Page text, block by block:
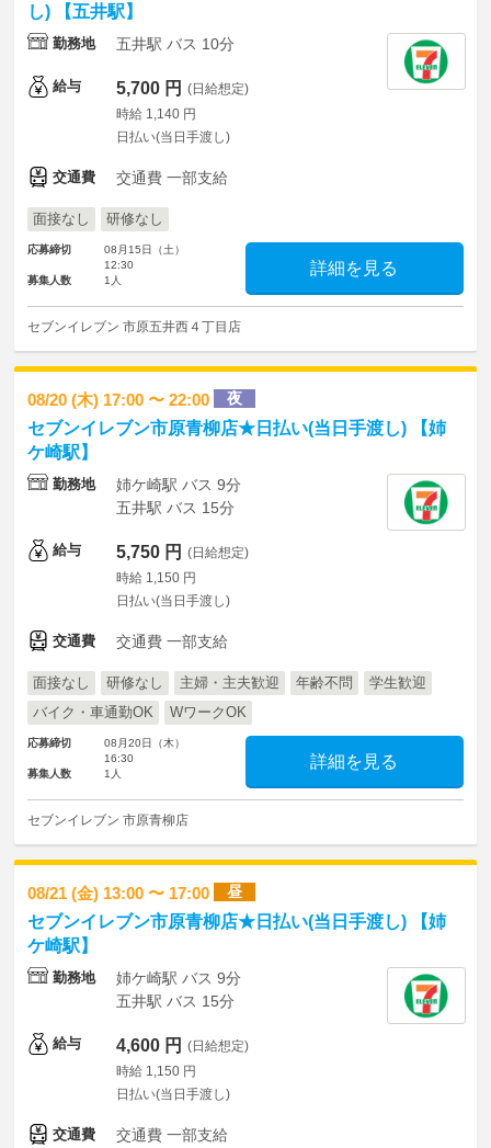
し) 【五井駅】
勤務地 五井駅 バス 10分
給与 5,700 円 (日給想定)
時給 1,140 円
日払い(当日手渡し)
交通費 交通費 一部支給
面接なし 研修なし
応募締切
08月15日（土）
12:30
募集人数
1人
詳細を見る
セブンイレブン 市原五井西４丁目店
08/20 (木) 17:00 〜 22:00 夜
セブンイレブン市原青柳店★日払い(当日手渡し) 【姉
ケ崎駅】
勤務地
姉ケ崎駅 バス 9分
五井駅 バス 15分
給与 5,750 円 (日給想定)
時給 1,150 円
日払い(当日手渡し)
交通費 交通費 一部支給
面接なし 研修なし 主婦・主夫歓迎 年齢不問
学生歓迎
バイク・車通勤OK
WワークOK
応募締切
08月20日（木）
16:30
募集人数
1人
詳細を見る
セブンイレブン 市原青柳店
08/21 (金) 13:00 〜 17:00 昼
セブンイレブン市原青柳店★日払い(当日手渡し) 【姉
ケ崎駅】
勤務地
姉ケ崎駅 バス 9分
五井駅 バス 15分
給与 4,600 円 (日給想定)
時給 1,150 円
日払い(当日手渡し)
交通費 交通費 一部支給